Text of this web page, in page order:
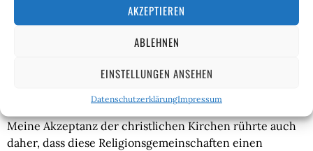
AKZEPTIEREN
ABLEHNEN
EINSTELLUNGEN ANSEHEN
DatenschutzerklärungImpressum
Frage mit sich herumträgt „für was soll ich …, wenn doch
eh nichts von mir bleibt?“.
Sich einer Religion zu bedienen hat schon etwas für sich,
…ein Glaube kann nichts anderes, als auf „später“ zu
Meine Akzeptanz der christlichen Kirchen rührte auch
daher, dass diese Religionsgemeinschaften einen